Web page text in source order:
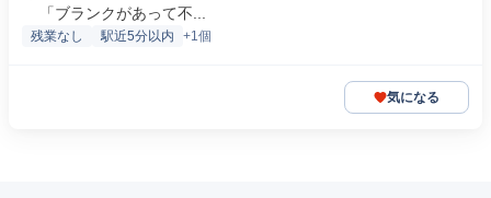
「ブランクがあって不...
残業なし 駅近5分以内 +1個
気になる